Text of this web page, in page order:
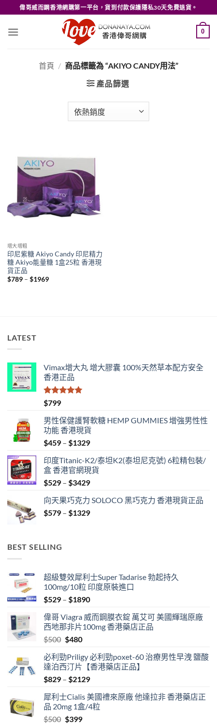
to
content
偉哥威而鋼香港網購第一平台，貨到付款保護隱私30天免費退貨。
0
首頁 / 商品標籤為 “AKIYO CANDY用法”
產品篩選
增大增粗
印尼紫糖 Akiyo Candy 印尼精力
糖 Akiyo能量糖 1盒25粒 香港現
貨正品
$789 – $1969Price
LATEST
Vimax增大丸 增大膠囊 100%天然草本配方安全
香港正品
評分
滿分 5
$799
男性保健護腎軟糖 HEMP GUMMIES 增強男性性
功能 香港現貨
$459 – $1329Price
$459
through
$1329
印度Titanic-K2/泰坦K2(泰坦尼克號) 6粒精包裝/
盒 香港官網現貨
$529 – $3429Price
$529
through
向天果巧克力 SOLOCO 黑巧克力 香港現貨正品
$579 – $1329Price
BEST SELLING
超級雙效犀利士Super Tadarise 勃起持久
100mg/10粒 印度原裝進口
$529 – $1890Price
$529
through
偉哥 Viagra 威而鋼膜衣錠 萬艾可 美國輝瑞原廠
西地那非片100mg 香港藥店正品
$500 Original
was:
$500.
$480Current
is:
$480.
必利勁Priligy 必利勁poxet-60 治療男性早洩 鹽酸
達泊西汀片【香港藥店正品】
$829 – $2129Price
$829
through
犀利士Cialis 美國禮來原廠 他達拉非 香港藥店正
品 20mg 1盒/4粒
$500 Original
$399Current